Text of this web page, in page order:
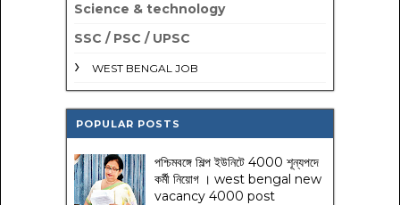
Science & technology
SSC / PSC / UPSC
WEST BENGAL JOB
POPULAR POSTS
পশ্চিমবঙ্গে শিল্প ইউনিটে 4000 শূন্যপদে
কর্মী নিয়োগ । west bengal new
vacancy 4000 post